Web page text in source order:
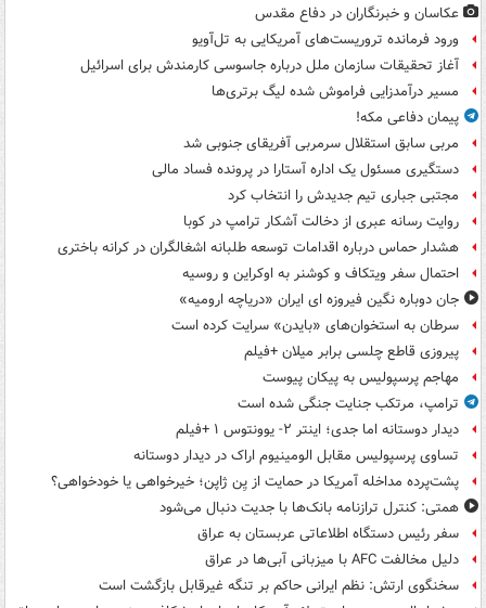
عکاسان و خبرنگاران در دفاع مقدس
ورود فرمانده تروریست‌های آمریکایی به تل‌آویو
آغاز تحقیقات سازمان ملل درباره جاسوسی کارمندش برای اسرائیل
مسیر درآمدزایی فراموش شده لیگ برتری‌ها
پیمان دفاعی مکه!
مربی سابق استقلال سرمربی آفریقای جنوبی شد
دستگیری مسئول یک اداره آستارا در پرونده فساد مالی
مجتبی جباری تیم جدیدش را انتخاب کرد
روایت رسانه عبری از دخالت آشکار ترامپ در کوبا
هشدار حماس درباره اقدامات توسعه طلبانه اشغالگران در کرانه باختری
احتمال سفر ویتکاف و کوشنر به اوکراین و روسیه
جان دوباره نگین فیروزه ای ایران «دریاچه ارومیه»
سرطان به استخوان‌های «بایدن» سرایت کرده است
پیروزی قاطع چلسی برابر میلان +فیلم
مهاجم پرسپولیس به پیکان پیوست
ترامپ، مرتکب جنایت جنگی شده است
دیدار دوستانه اما جدی؛ اینتر ۲- یوونتوس ۱ +فیلم
تساوی پرسپولیس مقابل الومینیوم اراک در دیدار دوستانه
پشت‌پرده مداخله آمریکا در حمایت از یِن ژاپن؛ خیرخواهی یا خودخواهی؟
همتی: کنترل ترازنامه بانک‌ها با جدیت دنبال می‌شود
سفر رئیس دستگاه اطلاعاتی عربستان به عراق
دلیل مخالفت AFC با میزبانی آبی‌ها در عراق
سخنگوی ارتش: نظم ایرانی حاکم بر تنگه غیرقابل بازگشت است